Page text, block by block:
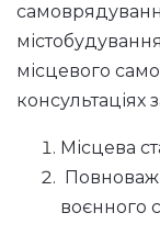
місцевого
консультаціях
Місцева
воєнного